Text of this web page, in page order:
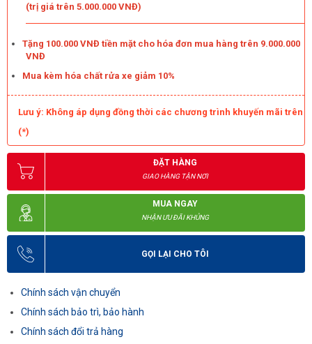
(trị giá trên 5.000.000 VNĐ)
Tặng 100.000 VNĐ tiền mặt cho hóa đơn mua hàng trên 9.000.000
VNĐ
Mua kèm hóa chất rửa xe giảm 10%
Lưu ý: Không áp dụng đồng thời các chương trình khuyến mãi trên
(*)
ĐẶT HÀNG
GIAO HÀNG TẬN NƠI
MUA NGAY
NHẬN ƯU ĐÃI KHỦNG
GỌI LẠI CHO TÔI
Chính sách vận chuyển
Chính sách bảo trì, bảo hành
Chính sách đổi trả hàng